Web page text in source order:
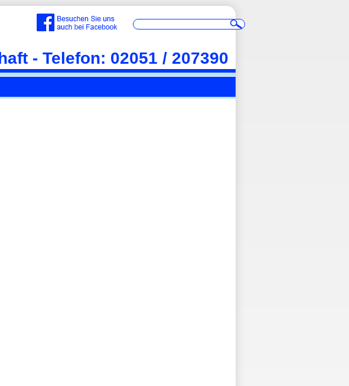
- Telefon: 02051 / 207390